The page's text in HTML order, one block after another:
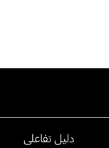
دليل تفاعلى